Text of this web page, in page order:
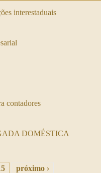
interestaduais
contadores
DOMÉSTICA
próximo ›